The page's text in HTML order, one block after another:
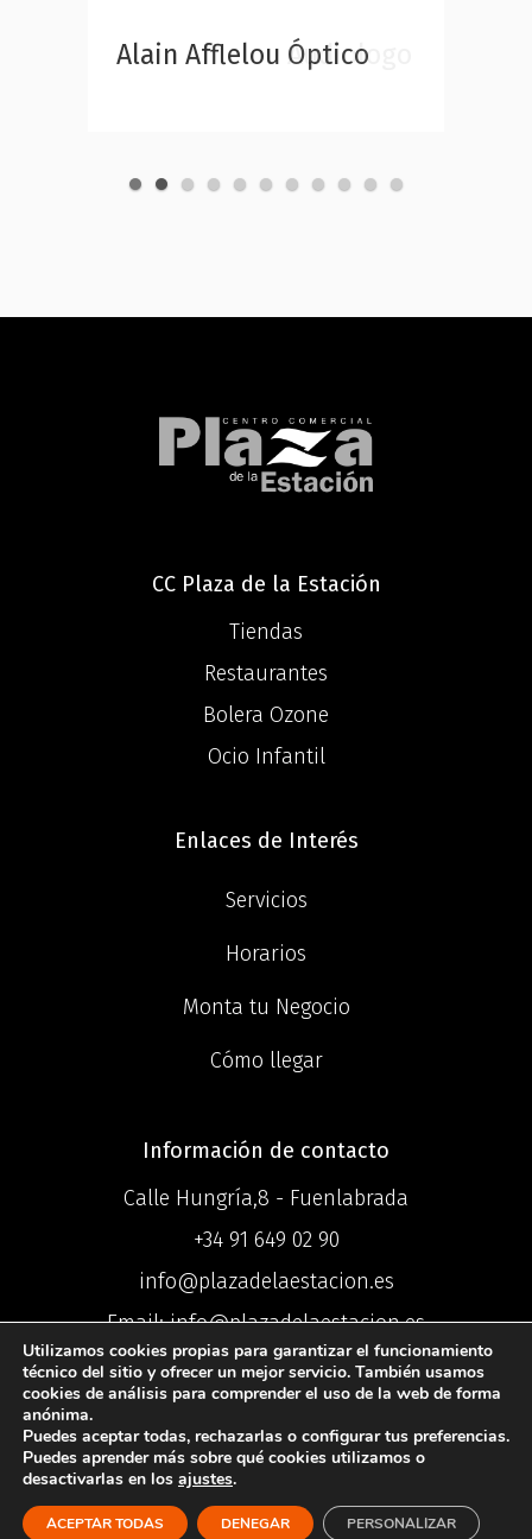
Alain Afflelou Óptico
Alain Afflelou Audiologo
CC Plaza de la Estación
Tiendas
Restaurantes
Bolera Ozone
Ocio Infantil
Enlaces de Interés
Servicios
Horarios
Monta tu Negocio
Cómo llegar
Información de contacto
Calle Hungría,8 - Fuenlabrada
+34 91 649 02 90
info@plazadelaestacion.es
Email: info@plazadelaestacion.es
©2025 Centro
Comercial Plaza de la Estación ®
Política de PrivacidadIPolítica de
Utilizamos cookies propias para garantizar el funcionamiento
técnico del sitio y ofrecer un mejor servicio. También usamos
cookies de análisis para comprender el uso de la web de forma
anónima.
Puedes aceptar todas, rechazarlas o configurar tus preferencias.
Puedes aprender más sobre qué cookies utilizamos o
desactivarlas en los ajustes.
ACEPTAR TODAS DENEGAR PERSONALIZAR